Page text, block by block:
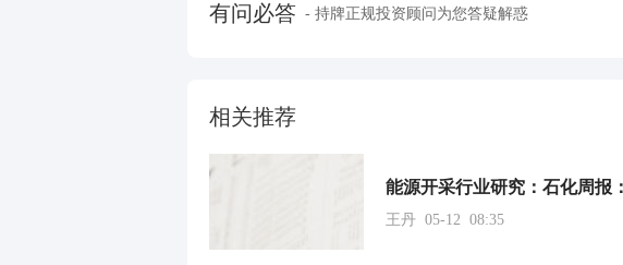
有问必答 - 持牌正规投资顾问为您答疑解惑
相关推荐
王丹 05-12 08:35